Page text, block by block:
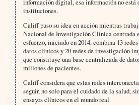
información digital, esa información no está
instituciones.
Califf puso su idea en acción mientras
Nacional de Investigación Clínica centrada
esfuerzo, iniciado en 2014, combina 13
datos clínicos y 20 redes de investigación
que constituye una base centralizada de
millones de pacientes.
Califf considera que estas redes
seguir, no solo para el cuidado de la salud,
ensayos clínicos en el mundo real.